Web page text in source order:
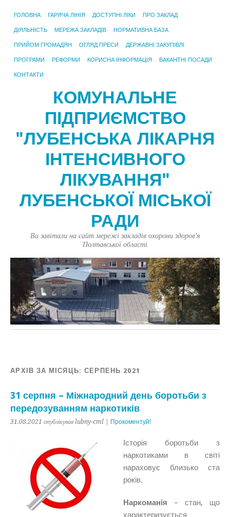
ГОЛОВНА ГАРЯЧА ЛІНІЯ ДОСТУПНІ ЛІКИ ПРО ЗАКЛАД
ДІЯЛЬНІСТЬ МЕРЕЖА ЗАКЛАДІВ НОРМАТИВНА БАЗА
ПРИЙОМ ГРОМАДЯН ОГЛЯД ПРЕСИ ДЕРЖАВНІ ЗАКУПІВЛІ
ПРОГРАМИ РЕФОРМИ КОРИСНА ІНФОРМАЦІЯ ВАКАНТНІ ПОСАДИ
КОНТАКТИ
КОМУНАЛЬНЕ
ПІДПРИЄМСТВО
"ЛУБЕНСЬКА ЛІКАРНЯ
ІНТЕНСИВНОГО
ЛІКУВАННЯ"
ЛУБЕНСЬКОЇ МІСЬКОЇ
РАДИ
Ви завітали на сайт мережі закладів охорони здоров'я
Полтавської області
АРХІВ ЗА МІСЯЦЬ: СЕРПЕНЬ 2021
31 серпня – Міжнародний день боротьби з
передозуванням наркотиків
31.08.2021 опублікував lubny-cml | Прокоментуй!
Історія боротьби з
наркотиками в світі
нараховує близько ста
років.
Наркоманія – стан, що
характеризується